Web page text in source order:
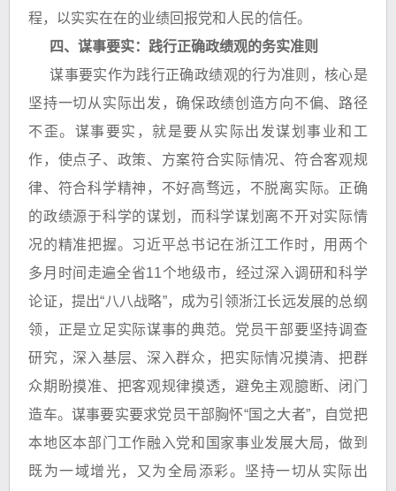
程，以实实在在的业绩回报党和人民的信任。
四、谋事要实：践行正确政绩观的务实准则
谋事要实作为践行正确政绩观的行为准则，核心是
坚持一切从实际出发，确保政绩创造方向不偏、路径
不歪。谋事要实，就是要从实际出发谋划事业和工
作，使点子、政策、方案符合实际情况、符合客观规
律、符合科学精神，不好高骛远，不脱离实际。正确
的政绩源于科学的谋划，而科学谋划离不开对实际情
况的精准把握。习近平总书记在浙江工作时，用两个
多月时间走遍全省11个地级市，经过深入调研和科学
论证，提出“八八战略”，成为引领浙江长远发展的总纲
领，正是立足实际谋事的典范。党员干部要坚持调查
研究，深入基层、深入群众，把实际情况摸清、把群
众期盼摸准、把客观规律摸透，避免主观臆断、闭门
造车。谋事要实要求党员干部胸怀“国之大者”，自觉把
本地区本部门工作融入党和国家事业发展大局，做到
既为一域增光，又为全局添彩。坚持一切从实际出